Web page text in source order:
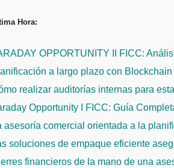
al
Hora:
OPPORTUNITY II FICC:
a largo plazo con
realizar auditorías internas para
Opportunity I FICC: Guía
asesoría comercial orientada a la
soluciones de empaque eficiente
financieros de la mano de una